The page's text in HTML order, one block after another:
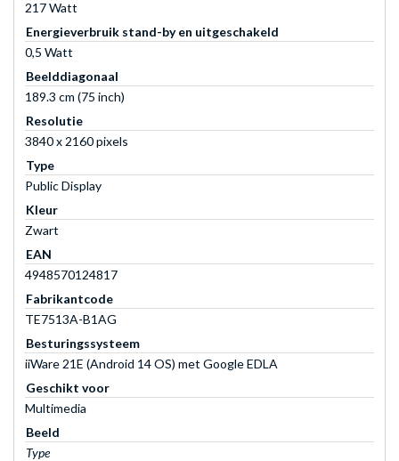
217 Watt
Energieverbruik stand-by en uitgeschakeld
0,5 Watt
Beelddiagonaal
189.3 cm (75 inch)
Resolutie
3840 x 2160 pixels
Type
Public Display
Kleur
Zwart
EAN
4948570124817
Fabrikantcode
TE7513A-B1AG
Besturingssysteem
iiWare 21E (Android 14 OS) met Google EDLA
Geschikt voor
Multimedia
Beeld
Type